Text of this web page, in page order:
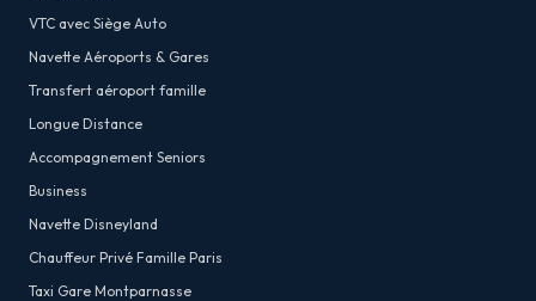
VTC avec Siège Auto
Navette Aéroports & Gares
Transfert aéroport famille
Longue Distance
Accompagnement Seniors
Business
Navette Disneyland
Chauffeur Privé Famille Paris
Taxi Gare Montparnasse